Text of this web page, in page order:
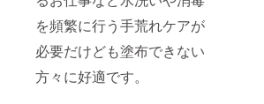
を頻繁に行う手荒れケアが
必要だけども塗布できない
方々に好適です。